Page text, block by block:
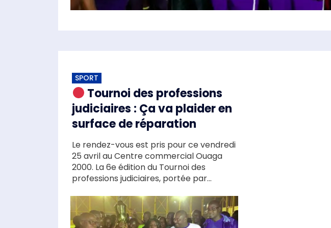
SPORT
Tournoi des professions
judiciaires : Ça va plaider en
surface de réparation
Le rendez-vous est pris pour ce vendredi
25 avril au Centre commercial Ouaga
2000. La 6e édition du Tournoi des
professions judiciaires, portée par...